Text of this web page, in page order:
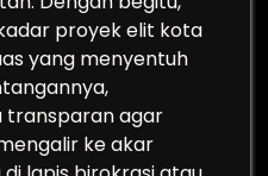
proyek elit kota
yang menyentuh
transparan agar
ke akar